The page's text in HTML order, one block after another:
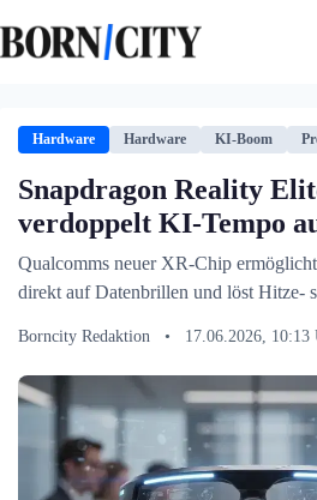
Inhalt
springen
Hardware Hardware KI-Boom
Snapdragon Reality
verdoppelt KI-Tempo
Qualcomms neuer XR-Chip
direkt auf Datenbrillen und löst Hitze-
Borncity Redaktion • 17.06.2026, 10:13